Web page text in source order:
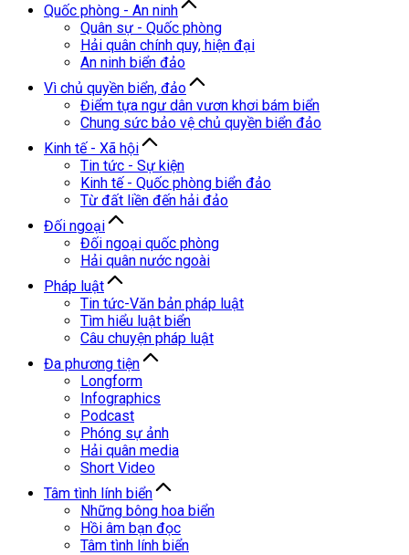
Quốc phòng - An ninh
Quân sự - Quốc phòng
Hải quân chính quy, hiện đại
An ninh biển đảo
Vì chủ quyền biển, đảo
Điểm tựa ngư dân vươn khơi bám biển
Chung sức bảo vệ chủ quyền biển đảo
Kinh tế - Xã hội
Tin tức - Sự kiện
Kinh tế - Quốc phòng biển đảo
Từ đất liền đến hải đảo
Đối ngoại
Đối ngoại quốc phòng
Hải quân nước ngoài
Pháp luật
Tin tức-Văn bản pháp luật
Tìm hiểu luật biển
Câu chuyện pháp luật
Đa phương tiện
Longform
Infographics
Podcast
Phóng sự ảnh
Hải quân media
Short Video
Tâm tình lính biển
Những bông hoa biển
Hồi âm bạn đọc
Tâm tình lính biển